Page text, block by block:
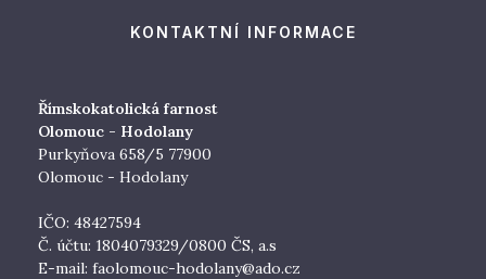
KONTAKTNÍ INFORMACE
Římskokatolická farnost
Olomouc - Hodolany
Purkyňova 658/5 77900
Olomouc - Hodolany
IČO: 48427594
Č. účtu: 1804079329/0800 ČS, a.s
E-mail: faolomouc-hodolany@ado.cz